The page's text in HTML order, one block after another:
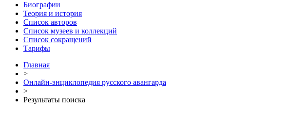
Биографии
Теория и история
Список авторов
Список музеев и коллекций
Список сокращений
Тарифы
Главная
>
Онлайн-энциклопедия русского авангарда
>
Результаты поиска